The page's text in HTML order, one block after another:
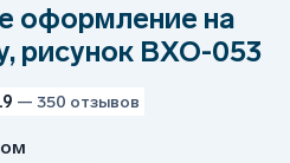
оформление на
рисунок ВХО-053
— 350 отзывов